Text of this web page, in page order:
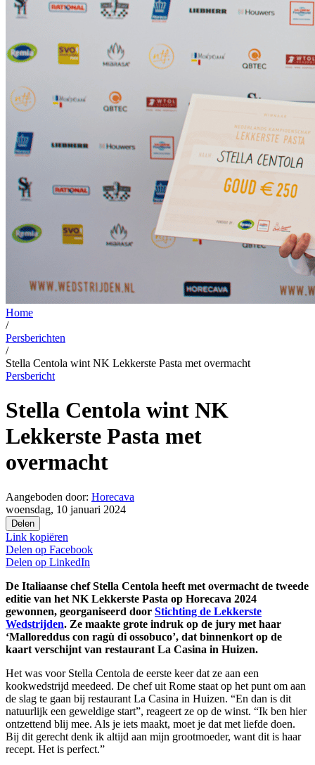
Home
/
Persberichten
/
Stella Centola wint NK Lekkerste Pasta met overmacht
Persbericht
Stella Centola wint NK
Lekkerste Pasta met
overmacht
Aangeboden door: Horecava
woensdag, 10 januari 2024
Delen
Link kopiëren
Delen op Facebook
Delen op LinkedIn
De Italiaanse chef Stella Centola heeft met overmacht de tweede
editie van het NK Lekkerste Pasta op Horecava 2024
gewonnen, georganiseerd door Stichting de Lekkerste
Wedstrijden. Ze maakte grote indruk op de jury met haar
‘Malloreddus con ragù di ossobuco’, dat binnenkort op de
kaart verschijnt van restaurant La Casina in Huizen.
Het was voor Stella Centola de eerste keer dat ze aan een
kookwedstrijd meedeed. De chef uit Rome staat op het punt om aan
de slag te gaan bij restaurant La Casina in Huizen. “En dan is dit
natuurlijk een geweldige start”, reageert ze op de winst. “Ik ben hier
ontzettend blij mee. Als je iets maakt, moet je dat met liefde doen.
Bij dit gerecht denk ik altijd aan mijn grootmoeder, want dit is haar
recept. Het is perfect.”